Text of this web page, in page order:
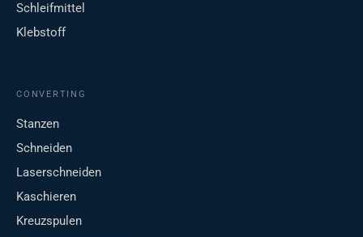
Schleifmittel
Klebstoff
CONVERTING
Stanzen
Schneiden
Laserschneiden
Kaschieren
Kreuzspulen